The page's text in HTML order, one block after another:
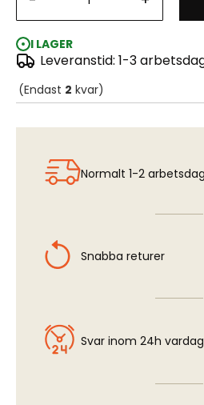
I LAGER
Leveranstid: 1-3
(Endast 2 kvar)
J35 Draken - SAAB 73SE-F
Normalt 1-2
Snabba returer
Svar inom 24h